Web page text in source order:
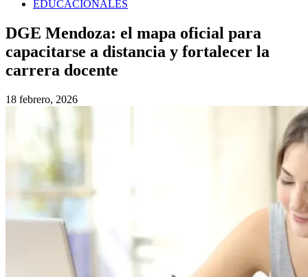
EDUCACIONALES
DGE Mendoza: el mapa oficial para
capacitarse a distancia y fortalecer la
carrera docente
18 febrero, 2026